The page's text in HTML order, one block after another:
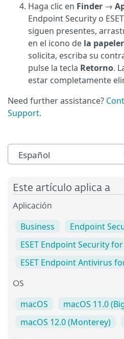
Haga clic en Finder →
Endpoint Security o
siguen presentes,
en el icono de la
solicita, escriba su
pulse la tecla Retorno.
estar completamente
Need further assistance?
Support.
Español
Este artículo aplica a
Aplicación
Business
Endpoint
ESET Endpoint Security
ESET Endpoint Antivirus
OS
macOS
macOS 11.0
macOS 12.0 (Monterey)